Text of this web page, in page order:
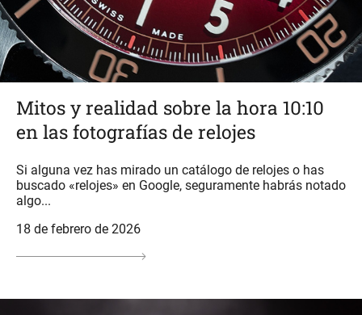
Mitos y realidad sobre la hora 10:10
en las fotografías de relojes
Si alguna vez has mirado un catálogo de relojes o has
buscado «relojes» en Google, seguramente habrás notado
algo...
18 de febrero de 2026